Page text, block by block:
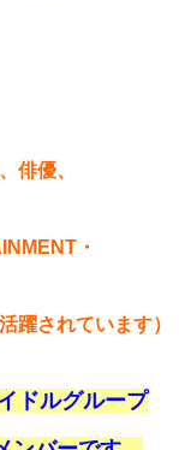
俳優、
・
躍されています）
ドルグループ